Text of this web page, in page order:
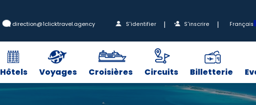
direction@1clicktravel.agency S'identifier | S'inscrire | Français
Hôtels Voyages Croisières Circuits Billetterie